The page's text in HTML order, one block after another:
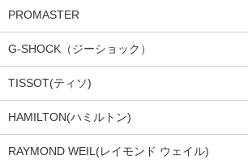
PROMASTER
G-SHOCK（ジーショック）
TISSOT(ティソ)
HAMILTON(ハミルトン)
RAYMOND WEIL(レイモンド ウェイル)